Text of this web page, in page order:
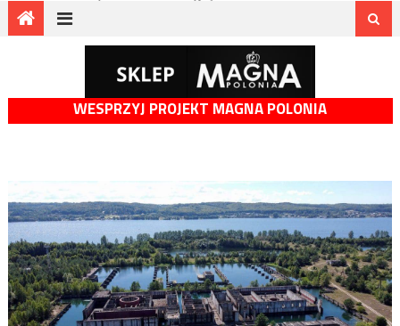
WESPRZYJ PROJEKT MAGNA POLONIA